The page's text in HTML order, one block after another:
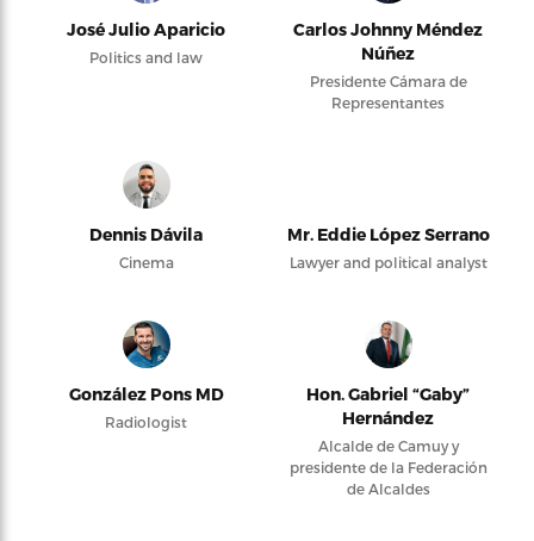
José Julio Aparicio
Politics and law
Carlos Johnny Méndez
Núñez
Presidente Cámara de
Representantes
Dennis Dávila
Cinema
Mr. Eddie López Serrano
Lawyer and political analyst
González Pons MD
Radiologist
Hon. Gabriel “Gaby”
Hernández
Alcalde de Camuy y
presidente de la Federación
de Alcaldes